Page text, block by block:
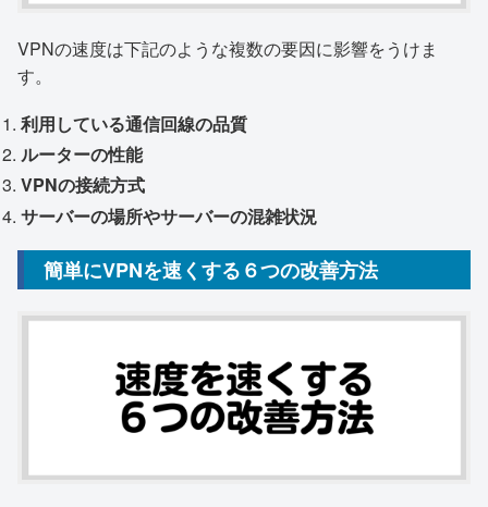
VPNの速度は下記のような複数の要因に影響をうけま
す。
利用している通信回線の品質
ルーターの性能
VPNの接続方式
サーバーの場所やサーバーの混雑状況
簡単にVPNを速くする６つの改善方法